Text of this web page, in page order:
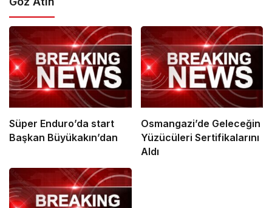
Süper Enduro’da start
Başkan Büyükakın’dan
Osmangazi’de Geleceğin
Yüzücüleri Sertifikalarını
Aldı